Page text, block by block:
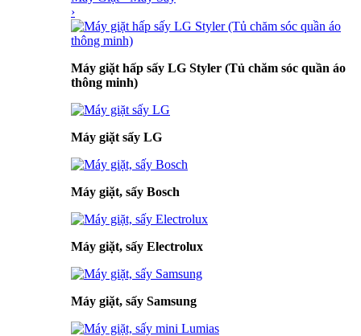
›
Máy giặt hấp sấy LG Styler (Tủ chăm sóc quần áo
thông minh)
Máy giặt sấy LG
Máy giặt, sấy Bosch
Máy giặt, sấy Electrolux
Máy giặt, sấy Samsung